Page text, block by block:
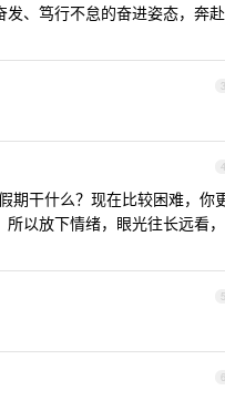
、笃行不怠的奋进姿态，奔赴
3
4
期干什么？现在比较困难，你
以放下情绪，眼光往长远看，
5
6